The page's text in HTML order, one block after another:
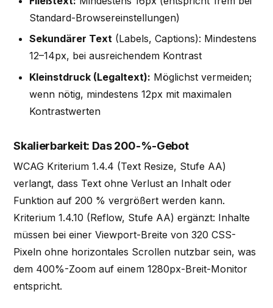
Standard-Browsereinstellungen)
Sekundärer Text(Labels, Captions): Mindestens
12–14px, bei ausreichendem Kontrast
Kleinstdruck (Legaltext): Möglichst vermeiden;
wenn nötig, mindestens 12px mit maximalen
Kontrastwerten
Skalierbarkeit: Das 200-%-Gebot
WCAG Kriterium 1.4.4 (Text Resize, Stufe AA)
verlangt, dass Text ohne Verlust an Inhalt oder
Funktion auf 200 % vergrößert werden kann.
Kriterium 1.4.10 (Reflow, Stufe AA) ergänzt: Inhalte
müssen bei einer Viewport-Breite von 320 CSS-
Pixeln ohne horizontales Scrollen nutzbar sein, was
dem 400%-Zoom auf einem 1280px-Breit-Monitor
entspricht.